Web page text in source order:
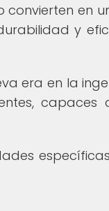
en
y
era en la
capaces